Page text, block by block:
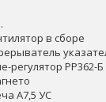
в сборе
регулятор РР362-Б
А7,5 УС